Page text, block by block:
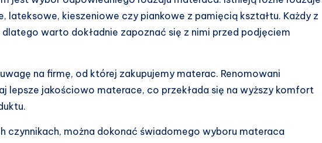
lateksowe, kieszeniowe czy piankowe z pamięcią kształtu. Każdy z
warto dokładnie zapoznać się z nimi przed podjęciem
na firmę, od której zakupujemy materac. Renomowani
lepsze jakościowo materace, co przekłada się na wyższy komfort
czynnikach, można dokonać świadomego wyboru materaca